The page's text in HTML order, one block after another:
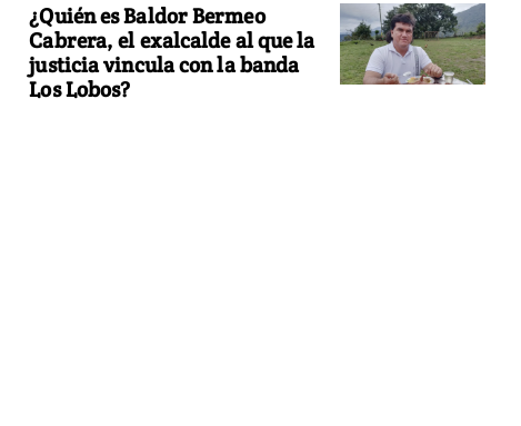
¿Quién es Baldor Bermeo
Cabrera, el exalcalde al que la
justicia vincula con la banda
Los Lobos?